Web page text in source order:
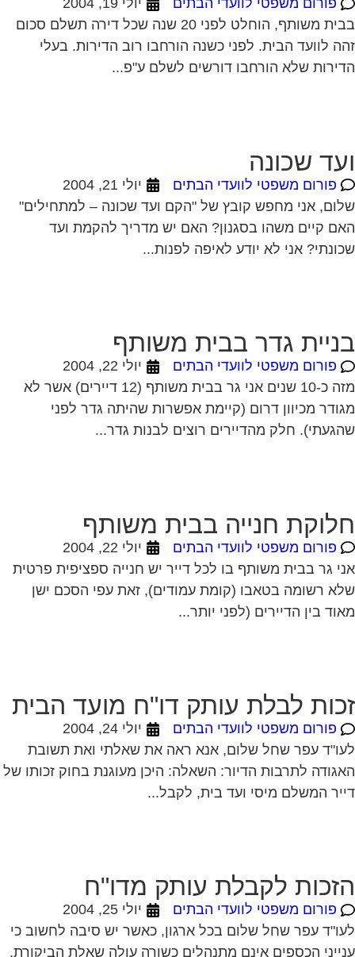
פורום משפטי לוועדי הבתים
יולי 19, 2004
בבית משותף, הוחלט לפני 20 שנה שכל דירה תשלם סכום
לוועד הבית. לפני כשנה הורחבו רוב הדירות. בעלי
שלא הורחבו דורשים לשלם ע"פ...
שכונה
פורום משפטי לוועדי הבתים
יולי 21, 2004
אני מחפש קובץ של "הקם ועד שכונה – למתחילים"
קיים משהו בסגנון? האם יש מדריך להקמת ועד
אני לא יודע לאיפה לפנות...
גדר בבית משותף
פורום משפטי לוועדי הבתים
יולי 22, 2004
מזה כ-10 שנים אני גר בבית משותף (12 דיירים) אשר לא
מכיוון דרום (קיימת אפשרות שהיתה גדר לפני
חלק מהדיירים רוצים לבנות גדר...
חנייה בבית משותף
פורום משפטי לוועדי הבתים
יולי 22, 2004
גר בבית משותף בו לכל דייר יש חנייה ספציפית פרטית
רשומה בטאבו (קומת עמודים), זאת עפי הסכם ישן
בין הדיירים (לפני יותר...
לבלת עותק דו"ח מועד הבית
פורום משפטי לוועדי הבתים
יולי 24, 2004
עפר שחל שלום, אנא ראה את שאלתי ואת תשובת
לתרבות הדיור: השאלה: היכן מעוגנת בחוק זכותו של
המשלם מיסי ועד בית, לקבל...
לקבלת עותק מדו"ח
פורום משפטי לוועדי הבתים
יולי 25, 2004
עפר שחל שלום בכל ארגון, כאשר יש סיבה לחשוב כי
הכספים אינם מתנהלים כשורה עולה שאלת הביקורת.